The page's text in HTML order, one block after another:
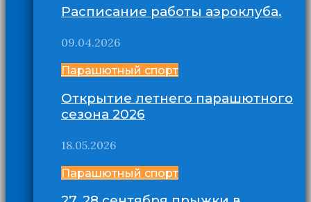
Расписание работы аэроклуба.
09.04.2026
Парашютный спорт
Открытие летнего парашютного
сезона 2026
18.05.2026
Парашютный спорт